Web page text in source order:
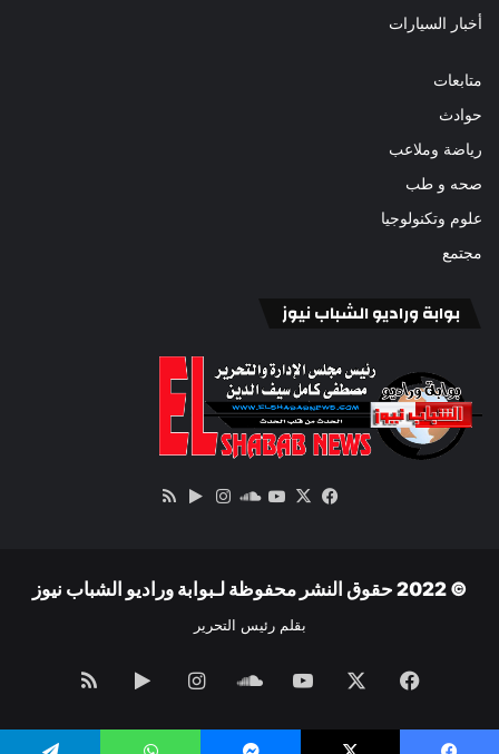
أخبار السيارات
متابعات
حوادث
رياضة وملاعب
صحه و طب
علوم وتكنولوجيا
مجتمع
بوابة وراديو الشباب نيوز
فيسبوك
‫X
‫YouTube
ساوندانستقرام‏Google
© 2022 حقوق النشر محفوظة لـبوابة وراديو الشباب نيوز
بقلم رئيس التحرير
فيسبوك ‫YouTubeساوند
كلاود
انستقرام‏Google
Play
ملخص
الموقع